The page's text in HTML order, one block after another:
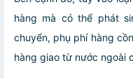
hàng mà có thể phát
chuyển, phụ phí hàng
hàng giao từ nước ngoài